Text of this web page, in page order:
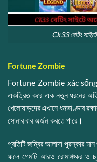
Ck33 বেটিং
Fortune Zombie
Fortune Zombie xác sống
একত্রিত করে এক নতুন ধরনের
খেলোয়াড়দের এখানে ধনভাণ্ডার
সোনার বার অর্জন করতে পারে।
প্রতিটি জম্বির আলাদা পুরস্কার
ফলে গেমটি আরও রোমাঞ্চকর ও